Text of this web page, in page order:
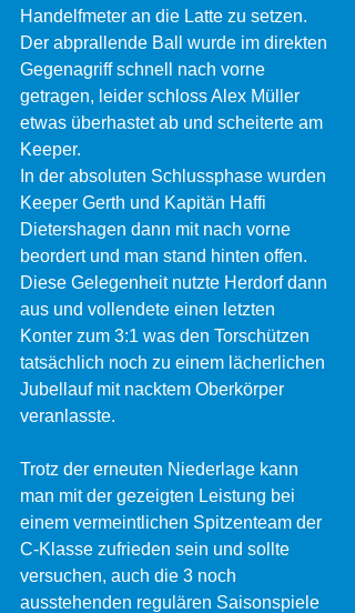
Handelfmeter an die Latte zu setzen.
Der abprallende Ball wurde im direkten
Gegenagriff schnell nach vorne
getragen, leider schloss Alex Müller
etwas überhastet ab und scheiterte am
Keeper.
In der absoluten Schlussphase wurden
Keeper Gerth und Kapitän Haffi
Dietershagen dann mit nach vorne
beordert und man stand hinten offen.
Diese Gelegenheit nutzte Herdorf dann
aus und vollendete einen letzten
Konter zum 3:1 was den Torschützen
tatsächlich noch zu einem lächerlichen
Jubellauf mit nacktem Oberkörper
veranlasste.
Trotz der erneuten Niederlage kann
man mit der gezeigten Leistung bei
einem vermeintlichen Spitzenteam der
C-Klasse zufrieden sein und sollte
versuchen, auch die 3 noch
ausstehenden regulären Saisonspiele